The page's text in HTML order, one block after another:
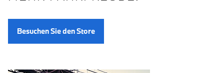
Besuchen Sie den Store